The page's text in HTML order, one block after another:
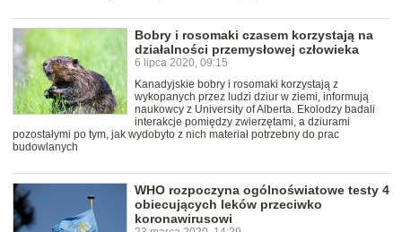
Bobry i rosomaki czasem korzystają na
działalności przemysłowej człowieka
6 lipca 2020, 09:15
Kanadyjskie bobry i rosomaki korzystają z
wykopanych przez ludzi dziur w ziemi, informują
naukowcy z University of Alberta. Ekolodzy badali
interakcje pomiędzy zwierzętami, a dziurami
pozostałymi po tym, jak wydobyto z nich materiał potrzebny do prac
budowlanych
WHO rozpoczyna ogólnoświatowe testy 4
obiecujących leków przeciwko
koronawirusowi